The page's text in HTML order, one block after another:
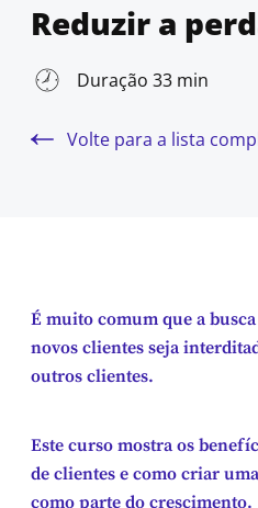
Reduzir a
Duração 33 min
Volte para a lista
É muito comum que a
novos clientes seja
outros clientes.
Este curso mostra os
de clientes e como criar
como parte do crescimento.